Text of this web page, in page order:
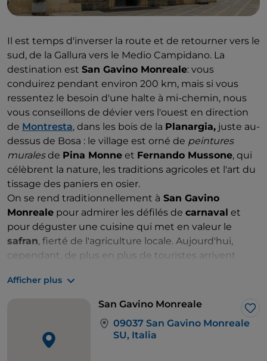
Il est temps d'inverser la route et de retourner vers le
sud, de la Gallura vers le Medio Campidano. La
destination est San Gavino Monreale: vous
conduirez pendant environ 200 km, mais si vous
ressentez le besoin d'une halte à mi-chemin, nous
vous conseillons de dévier vers l'ouest en direction
de Montresta, dans les bois de la Planargia, juste au-
dessus de Bosa : le village est orné de peintures
muralesde Pina Monne et Fernando Mussone, qui
célèbrent la nature, les traditions agricoles et l'art du
tissage des paniers en osier.
On se rend traditionnellement à San Gavino
Monreale pour admirer les défilés de carnaval et
pour déguster une cuisine qui met en valeur le
safran, fierté de l'agriculture locale. Aujourd'hui,
cependant, de plus en plus de touristes arrivent
pour profiter d'un spectacle différent, celui offert par
peintures murales colorées , si belles et si
itinéraires touristiques à thème sont organisés. Tout
a commencé pour essayer de donner un sens à la
Afficher plus
San Gavino Monreale
09037 San Gavino Monreale
SU, Italia